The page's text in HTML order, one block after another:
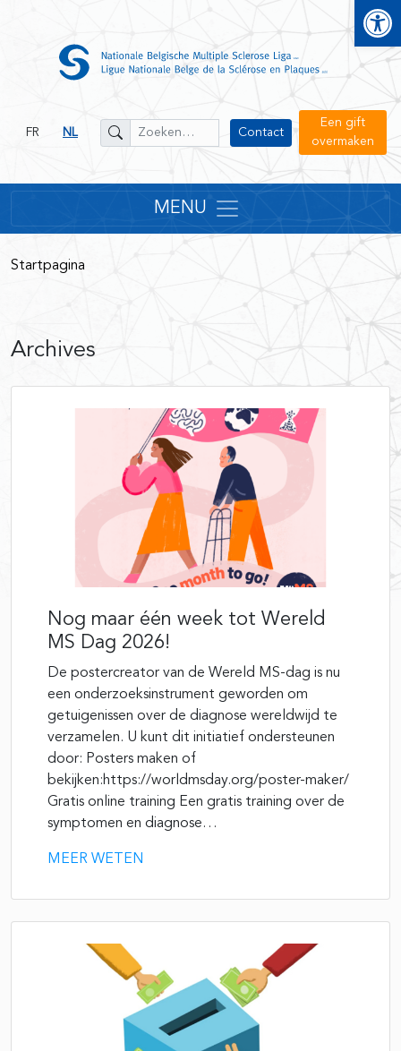
FR NL Contact
Een gift
overmaken
MENU
Startpagina
Archives
Nog maar één week tot Wereld
MS Dag 2026!
De postercreator van de Wereld MS-dag is nu
een onderzoeksinstrument geworden om
getuigenissen over de diagnose wereldwijd te
verzamelen. U kunt dit initiatief ondersteunen
door: Posters maken of
bekijken:https://worldmsday.org/poster-maker/
Gratis online training Een gratis training over de
symptomen en diagnose…
MEER WETEN